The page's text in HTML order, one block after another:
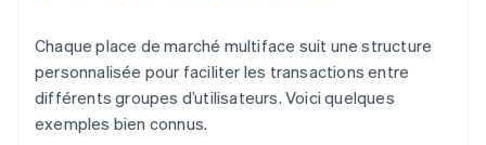
Chaque place de marché multiface suit une structure
personnalisée pour faciliter les transactions entre
différents groupes d’utilisateurs. Voici quelques
exemples bien connus.